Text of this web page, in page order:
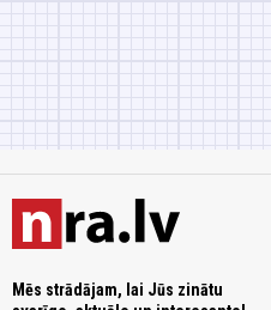
Mēs strādājam, lai Jūs zinātu